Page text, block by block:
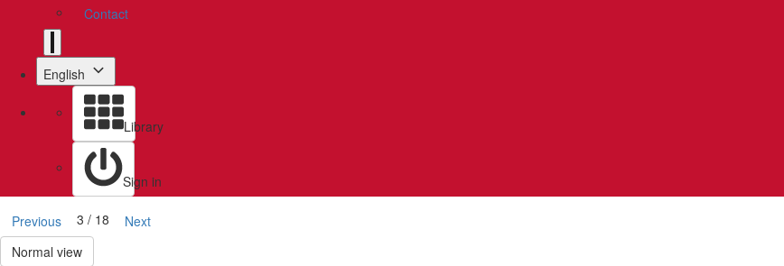
Contact
English
Library
Sign in
Previous 3 / 18
Next
Normal view